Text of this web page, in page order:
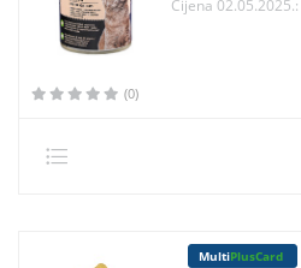
Cijena 02.05.2025.:
(0)
MultiPlusCard